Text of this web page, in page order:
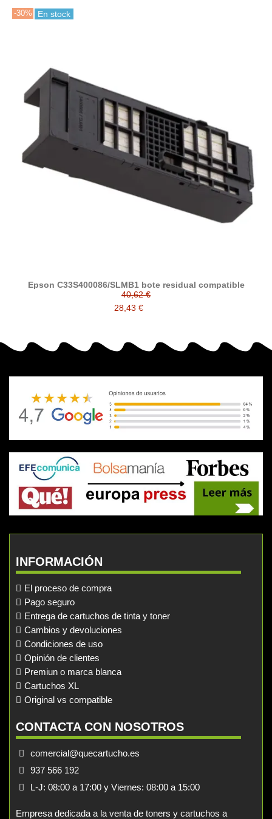
-30% En stock
Epson C33S400086/SLMB1 bote residual compatible
40,62 €
28,43 €
INFORMACIÓN
El proceso de compra
Pago seguro
Entrega de cartuchos de tinta y toner
Cambios y devoluciones
Condiciones de uso
Opinión de clientes
Premiun o marca blanca
Cartuchos XL
Original vs compatible
CONTACTA CON NOSOTROS
comercial@quecartucho.es
937 566 192
L-J: 08:00 a 17:00 y Viernes: 08:00 a 15:00
Empresa dedicada a la venta de toners y cartuchos a